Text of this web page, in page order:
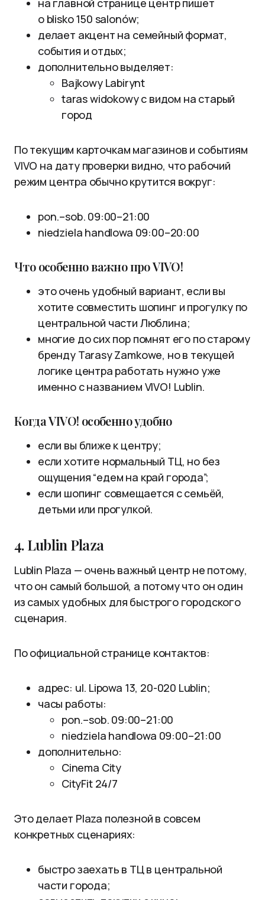
на главной странице центр пишет
о blisko 150 salonów;
делает акцент на семейный формат,
события и отдых;
дополнительно выделяет:
Bajkowy Labirynt
taras widokowy с видом на старый
город
По текущим карточкам магазинов и событиям
VIVO на дату проверки видно, что рабочий
режим центра обычно крутится вокруг:
pon.–sob. 09:00–21:00
niedziela handlowa 09:00–20:00
Что особенно важно про VIVO!
это очень удобный вариант, если вы
хотите совместить шопинг и прогулку по
центральной части Люблина;
многие до сих пор помнят его по старому
бренду Tarasy Zamkowe, но в текущей
логике центра работать нужно уже
именно с названием VIVO! Lublin.
Когда VIVO! особенно удобно
если вы ближе к центру;
если хотите нормальный ТЦ, но без
ощущения “едем на край города”;
если шопинг совмещается с семьёй,
детьми или прогулкой.
4. Lublin Plaza
Lublin Plaza — очень важный центр не потому,
что он самый большой, а потому что он один
из самых удобных для быстрого городского
сценария.
По официальной странице контактов:
адрес: ul. Lipowa 13, 20-020 Lublin;
часы работы:
pon.–sob. 09:00–21:00
niedziela handlowa 09:00–21:00
дополнительно:
Cinema City
CityFit 24/7
Это делает Plaza полезной в совсем
конкретных сценариях:
быстро заехать в ТЦ в центральной
части города;